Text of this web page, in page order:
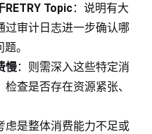
RETRY Topic：说明有大
过审计日志进一步确认哪
。
慢：则需深入这些特定消
查是否存在资源紧张、
虑是整体消费能力不足或